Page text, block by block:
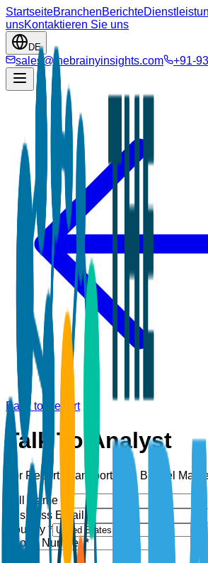
StartseiteBranchenBerichte
unsKontaktieren Sie uns
DE
sales@thebrainyinsights.com +91-
Back to Report
Talk To Analyst
For Report: Transportation Biofuel
Full Name *
Business Email *
Country *
Phone Number *